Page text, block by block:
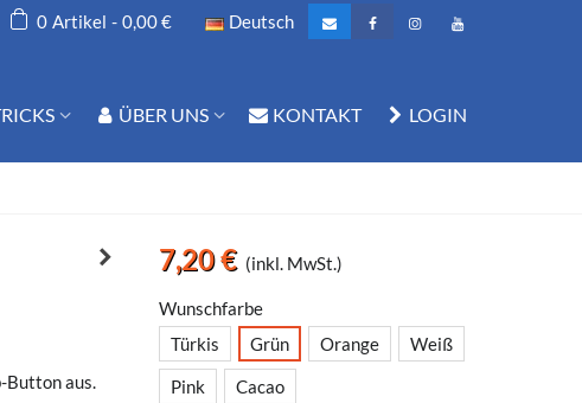
0 Artikel - 0,00 € Deutsch
ÜBER UNS KONTAKT LOGIN
Button aus.
7,20 € (inkl. MwSt.)
Wunschfarbe
Türkis
Grün Orange
Weiß
Pink
Cacao